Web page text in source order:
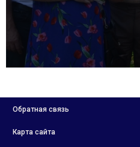
Обратная связь
Карта сайта